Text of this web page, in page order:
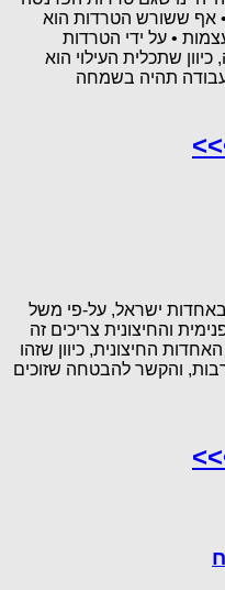
אף ששורש הטרדות הוא
• על ידי הטרדות
שתכלית העילוי הוא
תהיה בשמחה
באחדות ישראל, על-פי משל
והחיצונית צריכים זה
החיצונית, כיוון שזהו
והקשר להבטחה שזוכים